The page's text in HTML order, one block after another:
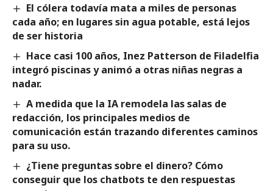
El cólera todavía mata a miles de personas
cada año; en lugares sin agua potable, está lejos
de ser historia
Hace casi 100 años, Inez Patterson de Filadelfia
integró piscinas y animó a otras niñas negras a
nadar.
A medida que la IA remodela las salas de
redacción, los principales medios de
comunicación están trazando diferentes caminos
para su uso.
¿Tiene preguntas sobre el dinero? Cómo
conseguir que los chatbots te den respuestas